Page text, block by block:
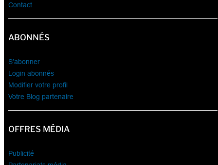
Contact
ABONNÉS
S’abonner
Login abonnés
Modifier votre profil
Votre Blog partenaire
OFFRES MÉDIA
Publicité